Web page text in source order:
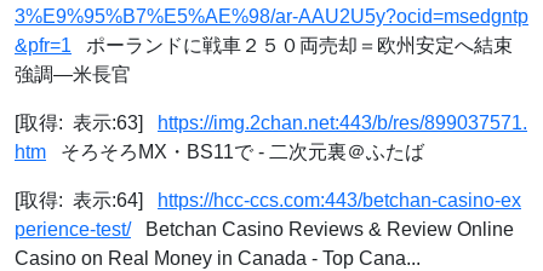
3%E9%95%B7%E5%AE%98/ar-AAU2U5y?ocid=msedgntp
&pfr=1 ポーランドに戦車２５０両売却＝欧州安定へ結束
強調―米長官
[取得: 表示:63]
https://img.2chan.net:443/b/res/899037571.
htm そろそろMX・BS11で - 二次元裏＠ふたば
[取得: 表示:64]
https://hcc-ccs.com:443/betchan-casino-ex
perience-test/Betchan Casino Reviews & Review Online
Casino on Real Money in Canada - Top Cana...